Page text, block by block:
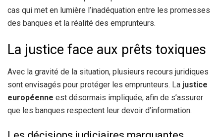
cas qui met en lumière l’inadéquation entre les promesses
des banques et la réalité des emprunteurs.
La justice face aux prêts toxiques
Avec la gravité de la situation, plusieurs recours juridiques
sont envisagés pour protéger les emprunteurs. La justice
européenne est désormais impliquée, afin de s’assurer
que les banques respectent leur devoir d’information.